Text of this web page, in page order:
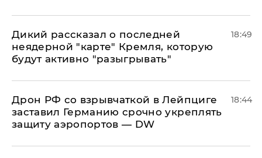
Дикий рассказал о последней
неядерной "карте" Кремля, которую
будут активно "разыгрывать"
18:49
​Дрон РФ со взрывчаткой в Лейпциге
заставил Германию срочно укреплять
защиту аэропортов — DW
18:44